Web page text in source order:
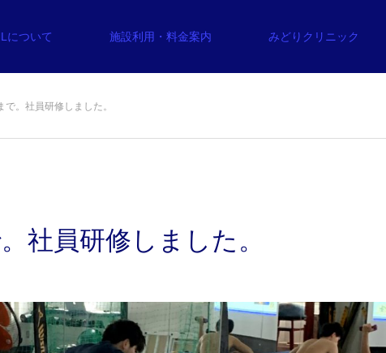
について 施設利用・料金案内 みどりクリニック
。社員研修しました。
社員研修しました。